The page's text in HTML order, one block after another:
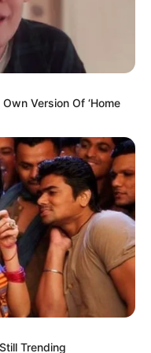
Version Of ‘Home
Trending